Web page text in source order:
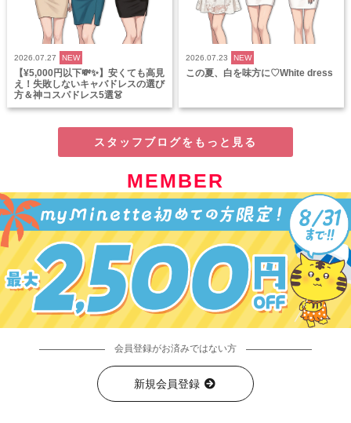
2026.07.27 NEW
【¥5,000円以下💸✨】安くても高見
え！失敗しないキャバドレスの選び
方＆神コスパドレス5選👗
2026.07.23 NEW
この夏、白を味方に♡White dress
スタッフブログをもっと見る
MEMBER
会員登録がお済みではない方
新規会員登録